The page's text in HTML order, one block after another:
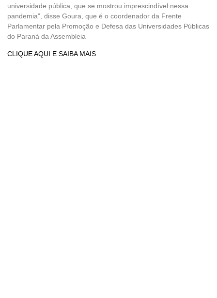
universidade pública, que se mostrou imprescindível nessa
pandemia”, disse Goura, que é o coordenador da Frente
Parlamentar pela Promoção e Defesa das Universidades Públicas
do Paraná da Assembleia
CLIQUE AQUI E SAIBA MAIS